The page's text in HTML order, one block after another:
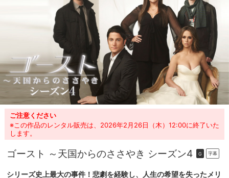
ご注意ください
※この作品のレンタル販売は、2026年2月26日（木）12:00に終了いた
します。
ゴースト ～天国からのささやき シーズン4 G 字幕
シリーズ史上最大の事件！悲劇を経験し、人生の希望を失ったメリ